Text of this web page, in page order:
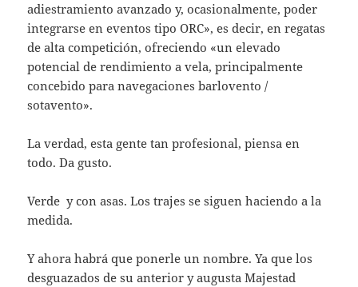
adiestramiento avanzado y, ocasionalmente, poder
integrarse en eventos tipo ORC», es decir, en regatas
de alta competición, ofreciendo «un elevado
potencial de rendimiento a vela, principalmente
concebido para navegaciones barlovento /
sotavento».
La verdad, esta gente tan profesional, piensa en
todo. Da gusto.
Verde y con asas. Los trajes se siguen haciendo a la
medida.
Y ahora habrá que ponerle un nombre. Ya que los
desguazados de su anterior y augusta Majestad